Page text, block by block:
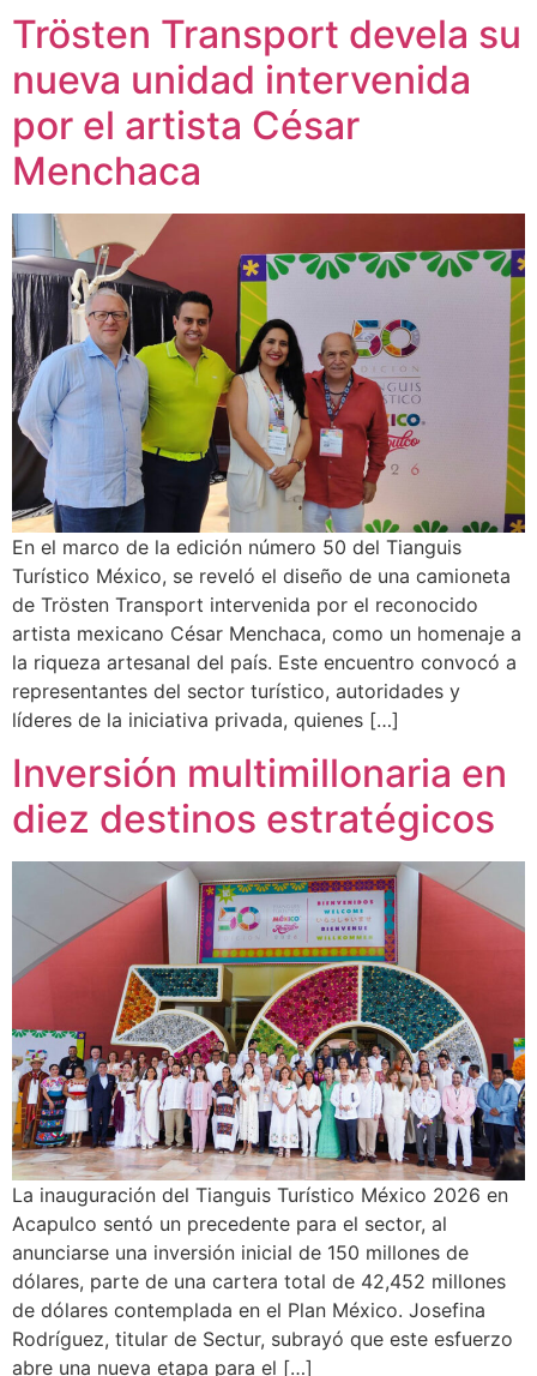
Trösten Transport devela su
nueva unidad intervenida
por el artista César
Menchaca
En el marco de la edición número 50 del Tianguis
Turístico México, se reveló el diseño de una camioneta
de Trösten Transport intervenida por el reconocido
artista mexicano César Menchaca, como un homenaje a
la riqueza artesanal del país. Este encuentro convocó a
representantes del sector turístico, autoridades y
líderes de la iniciativa privada, quienes […]
Inversión multimillonaria en
diez destinos estratégicos
La inauguración del Tianguis Turístico México 2026 en
Acapulco sentó un precedente para el sector, al
anunciarse una inversión inicial de 150 millones de
dólares, parte de una cartera total de 42,452 millones
de dólares contemplada en el Plan México. Josefina
Rodríguez, titular de Sectur, subrayó que este esfuerzo
abre una nueva etapa para el […]